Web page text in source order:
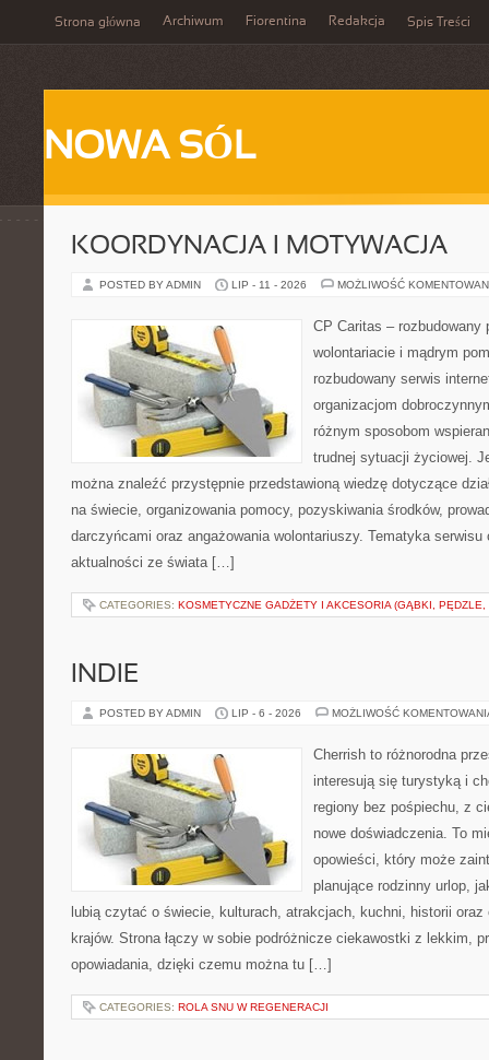
Strona główna Archiwum Fiorentina Redakcja Spis Treści
NOWA SÓL
KOORDYNACJA I MOTYWACJA
POSTED BY ADMIN LIP - 11 - 2026 MOŻLIWOŚĆ
CP Caritas – rozbudowany
wolontariacie i mądrym
rozbudowany serwis
organizacjom
różnym sposobom
trudnej sytuacji życiowej.
można znaleźć przystępnie przedstawioną wiedzę dotyczące
na świecie, organizowania pomocy, pozyskiwania środków,
darczyńcami oraz angażowania wolontariuszy. Tematyka
aktualności ze świata […]
CATEGORIES: KOSMETYCZNE GADŻETY I AKCESORIA (GĄBKI, PĘDZLE,
INDIE
POSTED BY ADMIN LIP - 6 - 2026 MOŻLIWOŚĆ
Cherrish to różnorodna
interesują się turystyką i
regiony bez pośpiechu, z
nowe doświadczenia. To
opowieści, który może
planujące rodzinny urlop,
lubią czytać o świecie, kulturach, atrakcjach, kuchni, historii
krajów. Strona łączy w sobie podróżnicze ciekawostki z lekkim,
opowiadania, dzięki czemu można tu […]
CATEGORIES: ROLA SNU W REGENERACJI